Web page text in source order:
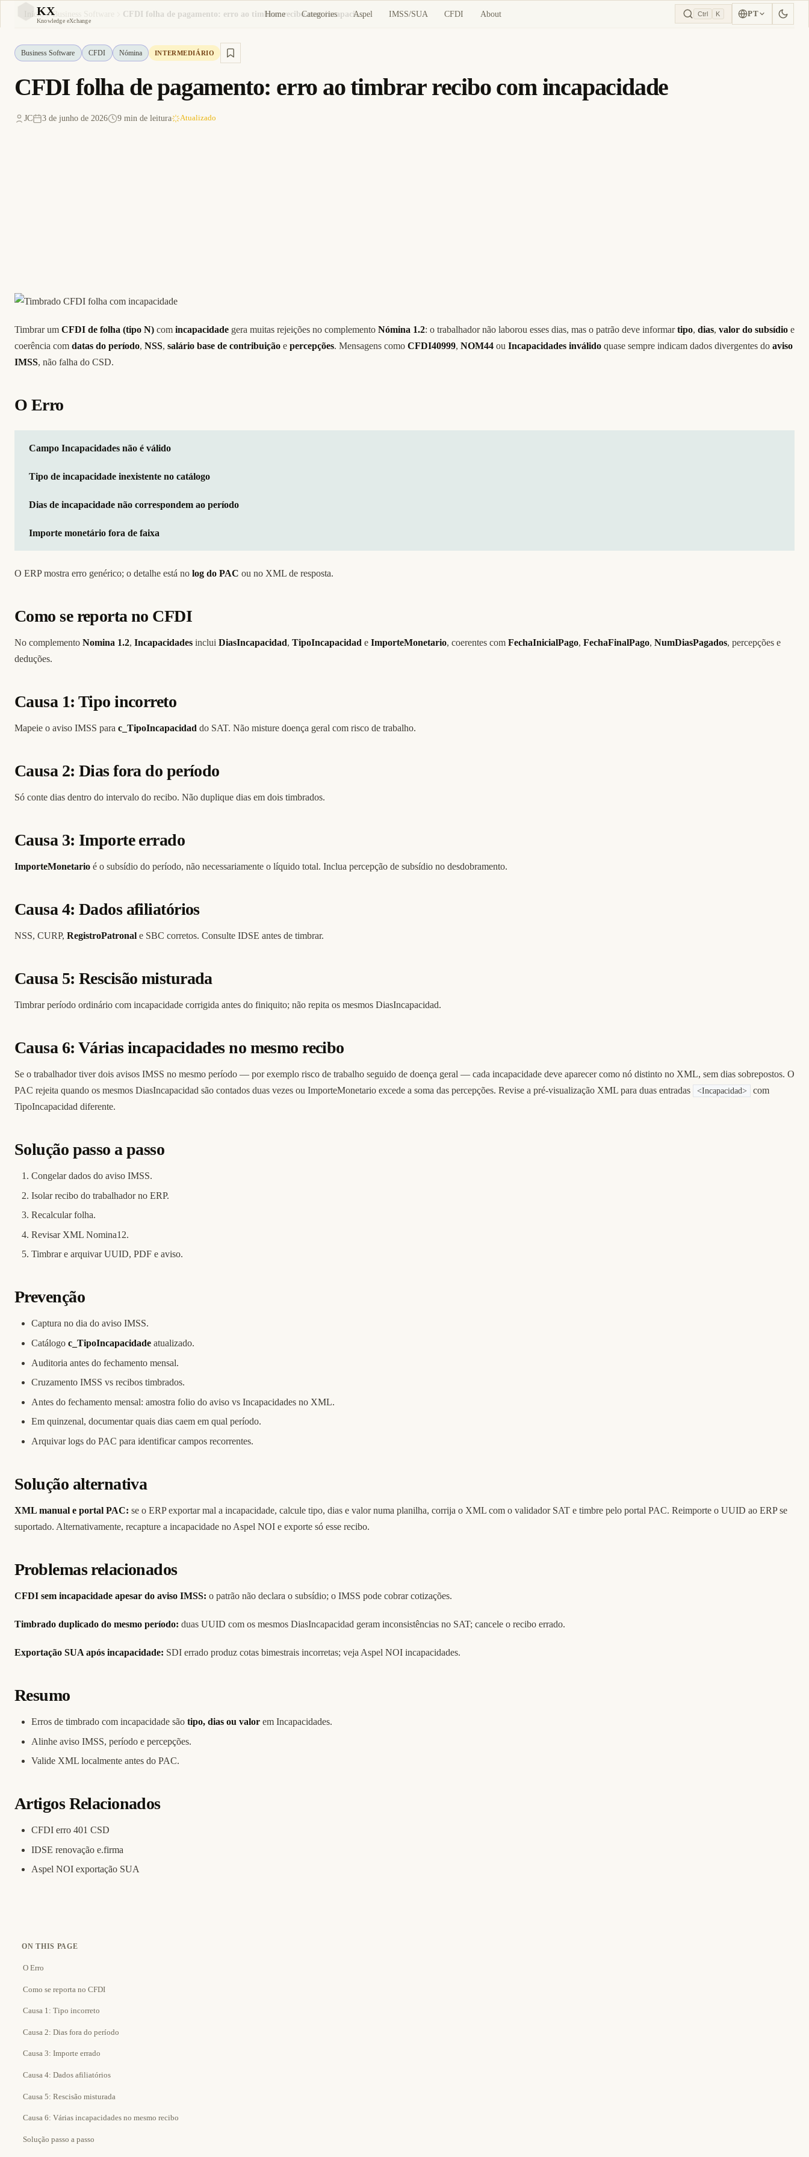
KX
Knowledge eXchange
Home Categories Aspel IMSS/SUA CFDI About Ctrl K PT
Início Business Software CFDI folha de pagamento: erro ao timbrar recibo com incapacidade
Business Software CFDI Nómina INTERMEDIÁRIO
CFDI folha de pagamento: erro ao timbrar recibo com incapacidade
JC 3 de junho de 2026 9 min de leitura Atualizado
Timbrar um CFDI de folha (tipo N) com incapacidade gera muitas rejeições no complemento Nómina 1.2: o trabalhador não laborou esses dias, mas o patrão deve informartipo, dias, valor do subsídio e
coerência com datas do período, NSS, salário base de contribuição e percepções. Mensagens como CFDI40999, NOM44 ou Incapacidades inválido quase sempre indicam dados divergentes do aviso
IMSS, não falha do CSD.
O Erro
Campo Incapacidades não é válido
Tipo de incapacidade inexistente no catálogo
Dias de incapacidade não correspondem ao período
Importe monetário fora de faixa
O ERP mostra erro genérico; o detalhe está no log do PAC ou no XML de resposta.
Como se reporta no CFDI
No complemento Nomina 1.2, Incapacidades inclui DiasIncapacidad, TipoIncapacidad e ImporteMonetario, coerentes com FechaInicialPago, FechaFinalPago, NumDiasPagados, percepções e
deduções.
Causa 1: Tipo incorreto
Mapeie o aviso IMSS para c_TipoIncapacidad do SAT. Não misture doença geral com risco de trabalho.
Causa 2: Dias fora do período
Só conte dias dentro do intervalo do recibo. Não duplique dias em dois timbrados.
Causa 3: Importe errado
ImporteMonetario é o subsídio do período, não necessariamente o líquido total. Inclua percepção de subsídio no desdobramento.
Causa 4: Dados afiliatórios
NSS, CURP, RegistroPatronal e SBC corretos. Consulte IDSE antes de timbrar.
Causa 5: Rescisão misturada
Timbrar período ordinário com incapacidade corrigida antes do finiquito; não repita os mesmos DiasIncapacidad.
Causa 6: Várias incapacidades no mesmo recibo
Se o trabalhador tiver dois avisos IMSS no mesmo período — por exemplo risco de trabalho seguido de doença geral — cada incapacidade deve aparecer como nó distinto no XML, sem dias sobrepostos. O
PAC rejeita quando os mesmos DiasIncapacidad são contados duas vezes ou ImporteMonetario excede a soma das percepções. Revise a pré-visualização XML para duas entradas
<Incapacidad>
com
TipoIncapacidad diferente.
Solução passo a passo
Congelar dados do aviso IMSS.
Isolar recibo do trabalhador no ERP.
Recalcular folha.
Revisar XML Nomina12.
Timbrar e arquivar UUID, PDF e aviso.
Prevenção
Captura no dia do aviso IMSS.
Catálogo c_TipoIncapacidade atualizado.
Auditoria antes do fechamento mensal.
Cruzamento IMSS vs recibos timbrados.
Antes do fechamento mensal: amostra folio do aviso vs Incapacidades no XML.
Em quinzenal, documentar quais dias caem em qual período.
Arquivar logs do PAC para identificar campos recorrentes.
Solução alternativa
XML manual e portal PAC: se o ERP exportar mal a incapacidade, calcule tipo, dias e valor numa planilha, corrija o XML com o validador SAT e timbre pelo portal PAC. Reimporte o UUID ao ERP se
suportado. Alternativamente, recapture a incapacidade no Aspel NOI e exporte só esse recibo.
Problemas relacionados
CFDI sem incapacidade apesar do aviso IMSS: o patrão não declara o subsídio; o IMSS pode cobrar cotizações.
Timbrado duplicado do mesmo período: duas UUID com os mesmos DiasIncapacidad geram inconsistências no SAT; cancele o recibo errado.
Exportação SUA após incapacidade: SDI errado produz cotas bimestrais incorretas; veja Aspel NOI incapacidades.
Resumo
Erros de timbrado com incapacidade são tipo, dias ou valor em Incapacidades.
Alinhe aviso IMSS, período e percepções.
Valide XML localmente antes do PAC.
Artigos Relacionados
CFDI erro 401 CSD
IDSE renovação e.firma
Aspel NOI exportação SUA
ON THIS PAGE
O Erro
Como se reporta no CFDI
Causa 1: Tipo incorreto
Causa 2: Dias fora do período
Causa 3: Importe errado
Causa 4: Dados afiliatórios
Causa 5: Rescisão misturada
Causa 6: Várias incapacidades no mesmo recibo
Solução passo a passo